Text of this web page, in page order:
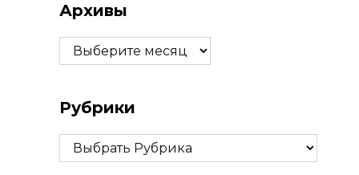
Архивы
Архивы
Рубрики
Рубрики